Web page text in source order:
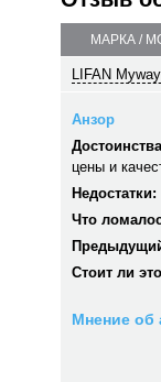
МАРКА /
LIFAN
Анзор
цены и
Недостатки:
Что
Стоит ли
Мнение об